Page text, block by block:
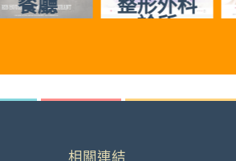
整形外科
診所
診所
相關連結